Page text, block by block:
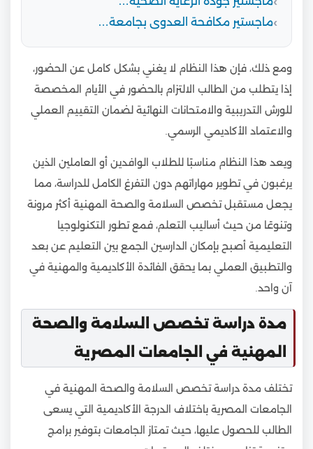
ماجستير مكافحة العدوى بجامعة…
ومع ذلك، فإن هذا النظام لا يغني بشكل كامل عن الحضور،
إذا يتطلب من الطالب الالتزام بالحضور في الأيام المخصصة
للورش التدريبية والامتحانات النهائية لضمان التقييم العملي
والاعتماد الأكاديمي الرسمي.
ويعد هذا النظام مناسبًا للطلاب الوافدين أو العاملين الذين
يرغبون في تطوير مهاراتهم دون التفرغ الكامل للدراسة، مما
يجعل مستقبل تخصص السلامة والصحة المهنية أكثر مرونة
وتنوعًا من حيث أساليب التعلم، فمع تطور التكنولوجيا
التعليمية أصبح بإمكان الدارسين الجمع بين التعليم عن بعد
والتطبيق العملي بما يحقق الفائدة الأكاديمية والمهنية في
آن واحد.
مدة دراسة تخصص السلامة والصحة
المهنية في الجامعات المصرية
تختلف مدة دراسة تخصص السلامة والصحة المهنية في
الجامعات المصرية باختلاف الدرجة الأكاديمية التي يسعى
الطالب للحصول عليها، حيث تمتاز الجامعات بتوفير برامج